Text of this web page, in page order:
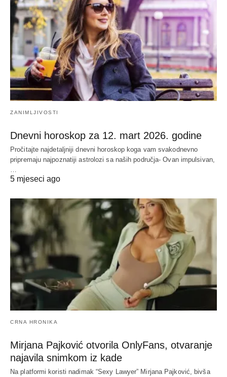
ZANIMLJIVOSTI
Dnevni horoskop za 12. mart 2026. godine
Pročitajte najdetaljniji dnevni horoskop koga vam svakodnevno
pripremaju najpoznatiji astrolozi sa naših područja- Ovan impulsivan,
5 mjeseci ago
CRNA HRONIKA
Mirjana Pajković otvorila OnlyFans, otvaranje
najavila snimkom iz kade
Na platformi koristi nadimak “Sexy Lawyer” Mirjana Pajković, bivša